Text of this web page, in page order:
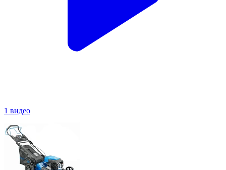
1 видео